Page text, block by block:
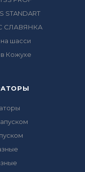
STANDART
СЛАВЯНКА
шасси
Кожухе